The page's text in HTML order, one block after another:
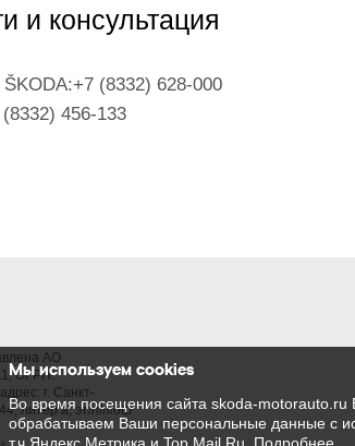
Мы используем cookies
Во время посещения сайта skoda-motorauto.ru
обрабатываем Ваши персональные данные с
и консультация
(8332) 628-000
456-133
АО
ОГРН:
г. Cанкт-
литер а, эт/п/п/оф